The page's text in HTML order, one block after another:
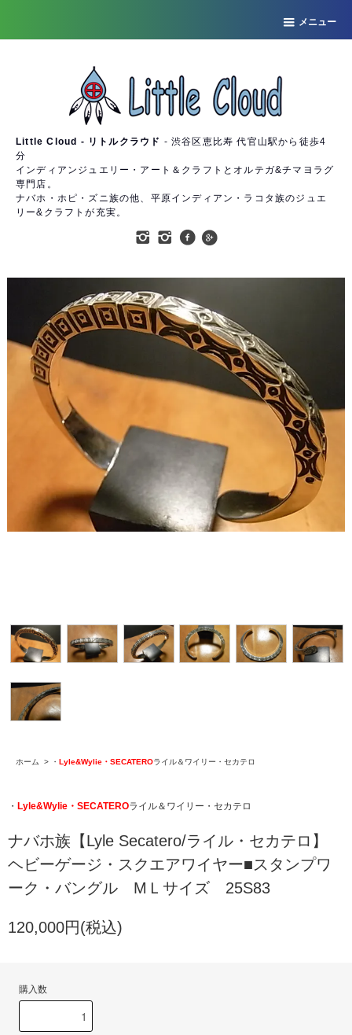
メニュー
Little Cloud - リトルクラウド - 渋谷区恵比寿 代官山駅から徒歩4
分
インディアンジュエリー・アート＆クラフトとオルテガ&チマヨラグ
専門店。
ナバホ・ホピ・ズニ族の他、平原インディアン・ラコタ族のジュエ
リー&クラフトが充実。
ホーム > ・ Lyle&Wylie・SECATEROライル＆ワイリー・セカテロ
・ Lyle&Wylie・SECATEROライル＆ワイリー・セカテロ
ナバホ族【Lyle Secatero/ライル・セカテロ】
ヘビーゲージ・スクエアワイヤー■スタンプワ
ーク・バングル MＬサイズ 25S83
120,000円(税込)
購入数